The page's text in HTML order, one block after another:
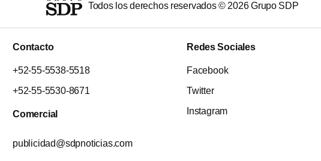
Todos los derechos reservados © 2026Grupo SDP
Contacto
+52-55-5538-5518
+52-55-5530-8671
Comercial
publicidad@sdpnoticias.com
Redes Sociales
Facebook
Twitter
Instagram